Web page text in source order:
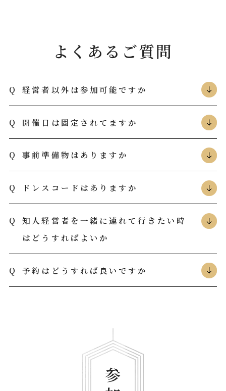
よくあるご質問
経営者以外は参加可能ですか
開催日は固定されてますか
事前準備物はありますか
ドレスコードはありますか
知人経営者を一緒に連れて行きたい時
はどうすればよいか
予約はどうすれば良いですか